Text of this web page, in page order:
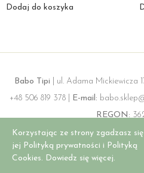
Dodaj do koszyka
Babo Tipi | ul. Adama Mickiewicza
+48 506 819 378 | E-mail:
REGON:
Korzystając ze strony zgadzasz
jej Polityką prywatności i Polityką
Cookies. Dowiedz się więcej.